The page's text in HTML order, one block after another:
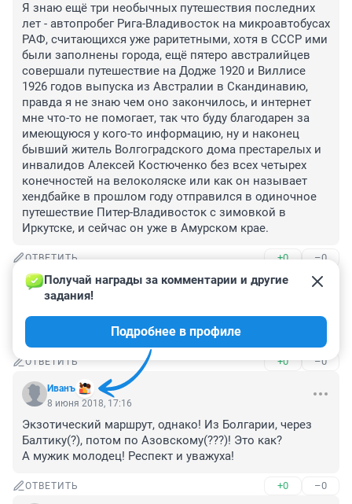
Я знаю ещё три необычных путешествия последних
лет - автопробег Рига-Владивосток на микроавтобусах
РАФ, считающихся уже раритетными, хотя в СССР ими
были заполнены города, ещё пятеро австралийцев
совершали путешествие на Додже 1920 и Виллисе
1926 годов выпуска из Австралии в Скандинавию,
правда я не знаю чем оно закончилось, и интернет
мне что-то не помогает, так что буду благодарен за
имеющуюся у кого-то информацию, ну и наконец
бывший житель Волгоградского дома престарелых и
инвалидов Алексей Костюченко без всех четырех
конечностей на велоколяске или как он называет
хендбайке в прошлом году отправился в одиночное
путешествие Питер-Владивосток с зимовкой в
Иркутске, и сейчас он уже в Амурском крае.
ОТВЕТИТЬ +0 –0
Гость
8 июня 2018, 17:30
я только не понял, КАК ЭТО из Болгарии в Азовское
море и вдруг "ЧЕРЕЗ БАЛТИКУ"?!..
ОТВЕТИТЬ +0 –0
Иванъ
Получай награды за комментарии и другие
задания!
Подробнее в профиле
8 июня 2018, 17:16
Экзотический маршрут, однако! Из Болгарии, через
Балтику(?), потом по Азовскому(???)! Это как?
А мужик молодец! Респект и уважуха!
ОТВЕТИТЬ +0 –0